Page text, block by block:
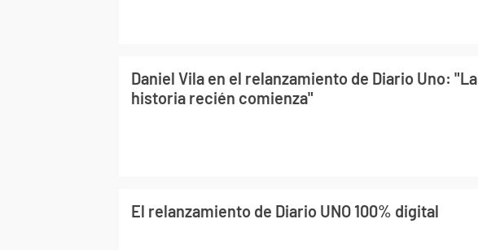
Daniel Vila en el relanzamiento de Diario Uno: "La
historia recién comienza"
El relanzamiento de Diario UNO 100% digital